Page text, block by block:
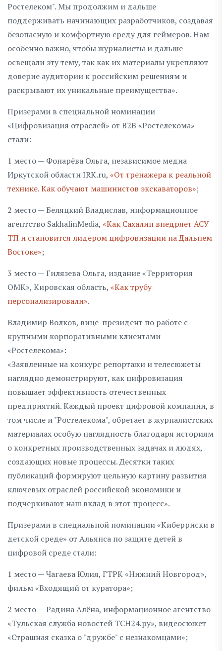
Ростелеком". Мы продолжим и дальше
поддерживать начинающих разработчиков, создавая
безопасную и комфортную среду для геймеров. Нам
особенно важно, чтобы журналисты и дальше
освещали эту тему, так как их материалы укрепляют
доверие аудитории к российским решениям и
раскрывают их уникальные преимущества».
Призерами в специальной номинации
«Цифровизация отраслей» от В2В «Ростелекома»
стали:
1 место — Фонарёва Ольга, независимое медиа
Иркутской области IRK.ru, «От тренажера к реальной
технике. Как обучают машинистов экскаваторов»;
2 место — Беляцкий Владислав, информационное
агентство SakhalinMedia, «Как Сахалин внедряет АСУ
ТП и становится лидером цифровизации на Дальнем
Востоке»;
3 место — Гилязева Ольга, издание «Территория
ОМК», Кировская область, «Как трубу
персонализировали».
Владимир Волков, вице-президент по работе с
крупными корпоративными клиентами
«Ростелекома»:
«Заявленные на конкурс репортажи и телесюжеты
наглядно демонстрируют, как цифровизация
повышает эффективность отечественных
предприятий. Каждый проект цифровой компании, в
том числе и "Ростелекома", обретает в журналистских
материалах особую наглядность благодаря историям
о конкретных производственных задачах и людях,
создающих новые процессы. Десятки таких
публикаций формируют цельную картину развития
ключевых отраслей российской экономики и
подчеркивают наш вклад в этот процесс».
Призерами в специальной номинации «Киберриски в
детской среде» от Альянса по защите детей в
цифровой среде стали:
1 место — Чагаева Юлия, ГТРК «Нижний Новгород»,
фильм «Входящий от куратора»;
2 место — Радина Алёна, информационное агентство
«Тульская служба новостей ТСН24.ру», видеосюжет
«Страшная сказка о "дружбе" с незнакомцами»;